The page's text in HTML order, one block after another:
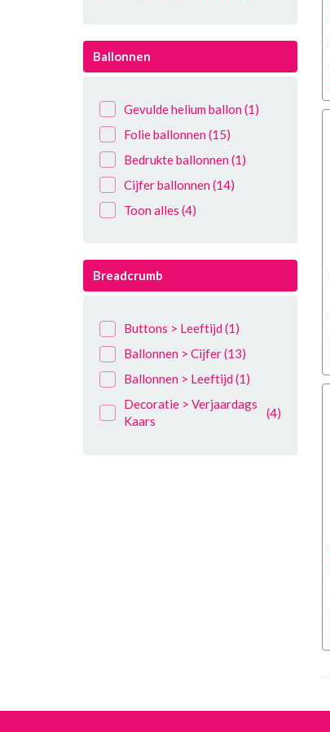
69 Jaar
79 Jaar(13)
78 Jaar(13)
76 Jaar(13)
98 jaar(13)
97 jaar(12)
Verjaardag algemeen(69)
1 Jaar(11)
3 Jaar(13)
4 jaar(15)
5 Jaar(18)
6 Jaar (16)
18 Jaar(30)
Ballonnen
Gevulde helium ballon (1)
Folie ballonnen (15)
Bedrukte ballonnen (1)
Cijfer ballonnen (14)
Toon alles (4)
Breadcrumb
Buttons > Leeftijd (1)
Ballonnen > Cijfer(13)
Ballonnen > Leeftijd (1)
Decoratie > Verjaardags
Kaars
(4)